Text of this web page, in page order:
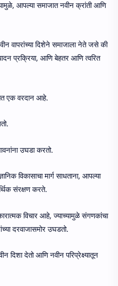
आपल्या समाजात नवीन क्रांती आणि
वापरांच्या दिशेने समाजाला नेते जसे की
प्रक्रिया, आणि बेहतर आणि त्वरित
एक वरदान आहे.
उघडा करतो.
विकासाचा मार्ग साधताना, आपल्या
संरक्षण करते.
विचार आहे, ज्याच्यामुळे संगणकांचा
दरवाजासमोर उघडतो.
दिशा देतो आणि नवीन परिप्रेक्ष्यातून